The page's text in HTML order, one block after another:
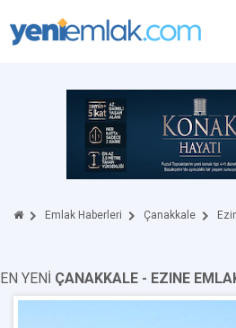
Emlak Haberleri Çanakkale
EN YENİ ÇANAKKALE - EZINE